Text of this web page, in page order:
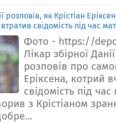
розповів, як Крістіан
свідомість під час
Фото - https://
Лікар збірної
розповів про
Еріксена, котрий
свідомість під
з Крістіаном